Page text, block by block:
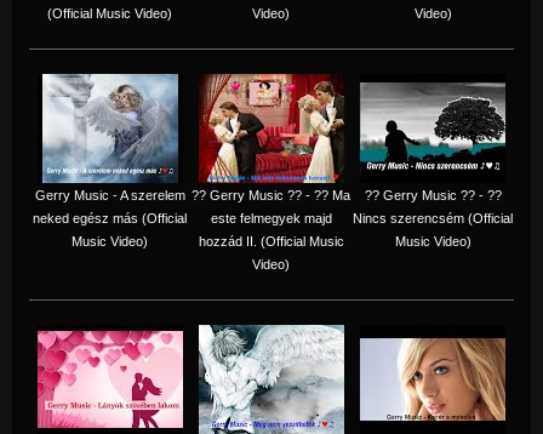
(Official Music Video)
Video)
Video)
Gerry Music - A szerelem
neked egész más (Official
Music Video)
?? Gerry Music ?? - ?? Ma
este felmegyek majd
hozzád II. (Official Music
Video)
?? Gerry Music ?? - ??
Nincs szerencsém (Official
Music Video)